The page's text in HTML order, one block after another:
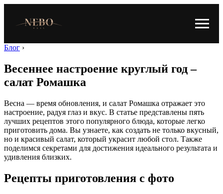
Блог ›
Весеннее настроение круглый год –
салат Ромашка
Весна — время обновления, и салат Ромашка отражает это
настроение, радуя глаз и вкус. В статье представлены пять
лучших рецептов этого популярного блюда, которые легко
приготовить дома. Вы узнаете, как создать не только вкусный,
но и красивый салат, который украсит любой стол. Также
поделимся секретами для достижения идеального результата и
удивления близких.
Рецепты приготовления с фото